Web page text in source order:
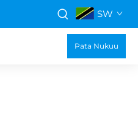
SW
Pata Nukuu